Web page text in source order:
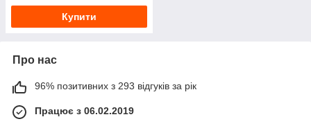
Купити
Про нас
96% позитивних з 293 відгуків за рік
Працює з 06.02.2019